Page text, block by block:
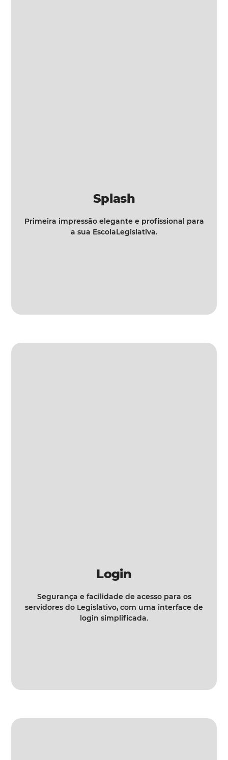
Splash
Primeira impressão elegante e profissional para
a sua EscolaLegislativa.
Login
Segurança e facilidade de acesso para os
servidores do Legislativo, com uma interface de
login simplificada.